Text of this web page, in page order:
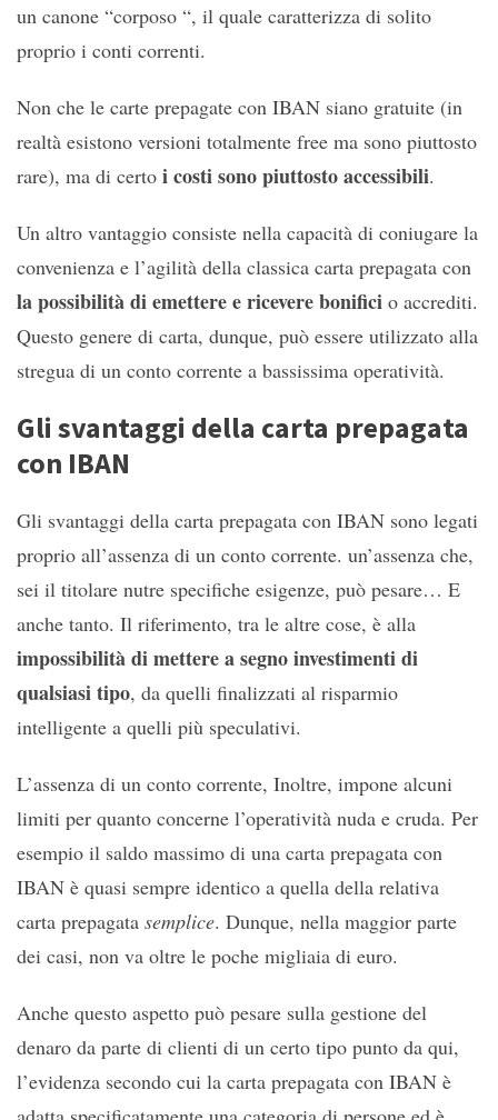
un canone “corposo “, il quale caratterizza di solito
proprio i conti correnti.
Non che le carte prepagate con IBAN siano gratuite (in
realtà esistono versioni totalmente free ma sono piuttosto
rare), ma di certo i costi sono piuttosto accessibili.
Un altro vantaggio consiste nella capacità di coniugare la
convenienza e l’agilità della classica carta prepagata con
la possibilità di emettere e ricevere bonifici o accrediti.
Questo genere di carta, dunque, può essere utilizzato alla
stregua di un conto corrente a bassissima operatività.
Gli svantaggi della carta prepagata
con IBAN
Gli svantaggi della carta prepagata con IBAN sono legati
proprio all’assenza di un conto corrente. un’assenza che,
sei il titolare nutre specifiche esigenze, può pesare… E
anche tanto. Il riferimento, tra le altre cose, è alla
impossibilità di mettere a segno investimenti di
qualsiasi tipo, da quelli finalizzati al risparmio
intelligente a quelli più speculativi.
L’assenza di un conto corrente, Inoltre, impone alcuni
limiti per quanto concerne l’operatività nuda e cruda. Per
esempio il saldo massimo di una carta prepagata con
IBAN è quasi sempre identico a quella della relativa
carta prepagata semplice. Dunque, nella maggior parte
dei casi, non va oltre le poche migliaia di euro.
Anche questo aspetto può pesare sulla gestione del
denaro da parte di clienti di un certo tipo punto da qui,
l’evidenza secondo cui la carta prepagata con IBAN è